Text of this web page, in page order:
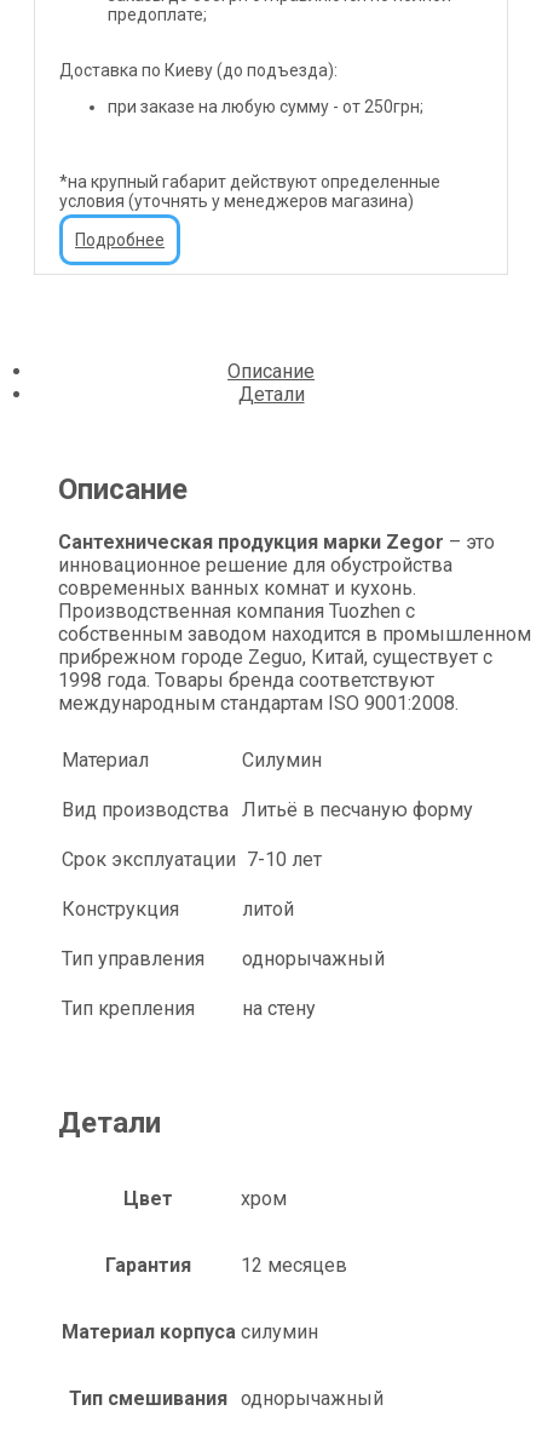
предоплате;
Доставка по Киеву (до подъезда):
при заказе на любую сумму - от 250грн;
*на крупный габарит действуют определенные
условия (уточнять у менеджеров магазина)
Подробнее
Описание
Детали
Описание
Сантехническая продукция марки Zegor – это
инновационное решение для обустройства
современных ванных комнат и кухонь.
Производственная компания Tuozhen с
собственным заводом находится в промышленном
прибрежном городе Zeguo, Китай, существует с
1998 года. Товары бренда соответствуют
международным стандартам ISO 9001:2008.
Материал Силумин
Вид производства Литьё в песчаную форму
Срок эксплуатации 7-10 лет
Конструкция литой
Тип управления однорычажный
Тип крепления на стену
Детали
Цвет хром
Гарантия 12 месяцев
Материал корпуса силумин
Тип смешивания однорычажный